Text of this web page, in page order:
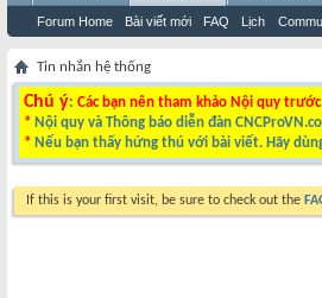
Forum Home Bài viết mới FAQ Lịch
Tin nhắn hệ thống
Chú ý: Các bạn nên tham khảo Nội quy
* Nội quy và Thông báo diễn đàn
* Nếu bạn thấy hứng thú với bài viết. Hãy
If this is your first visit, be sure to check out the